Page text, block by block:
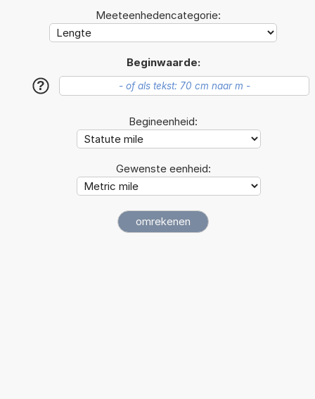
Meeteenhedencategorie:
Beginwaarde:
?
Begineenheid:
Gewenste eenheid: